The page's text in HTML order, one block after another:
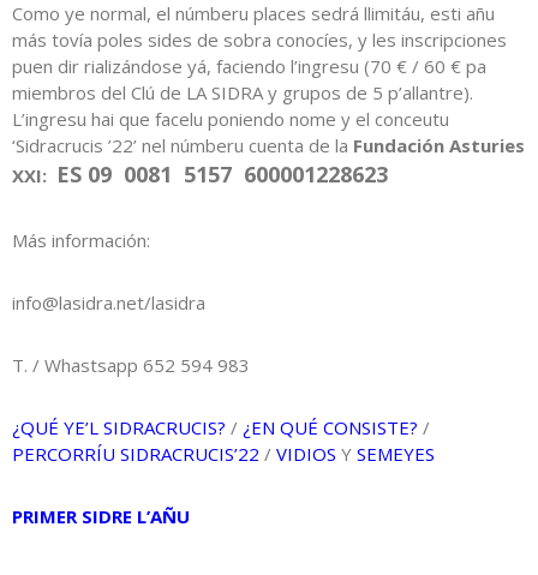
Como ye normal, el númberu places sedrá llimitáu, esti añu
más tovía poles sides de sobra conocíes, y les inscripciones
puen dir rializándose yá, faciendo l’ingresu (70 € / 60 € pa
miembros del Clú de LA SIDRA y grupos de 5 p’allantre).
L’ingresu hai que facelu poniendo nome y el conceutu
‘Sidracrucis ’22’ nel númberu cuenta de la Fundación Asturies
XXI: ES 09 0081 5157 600001228623
Más información:
info@lasidra.net/lasidra
T. / Whastsapp 652 594 983
¿QUÉ YE’L SIDRACRUCIS? / ¿EN QUÉ CONSISTE? /
PERCORRÍU SIDRACRUCIS’22 / VIDIOS Y SEMEYES
PRIMER SIDRE L’AÑU